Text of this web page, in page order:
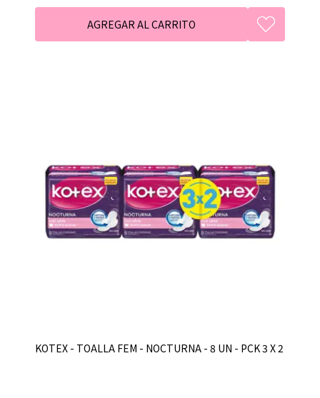
KOTEX - TOALLA FEM - NOCTURNA - 8 UN - PCK 3 X 2